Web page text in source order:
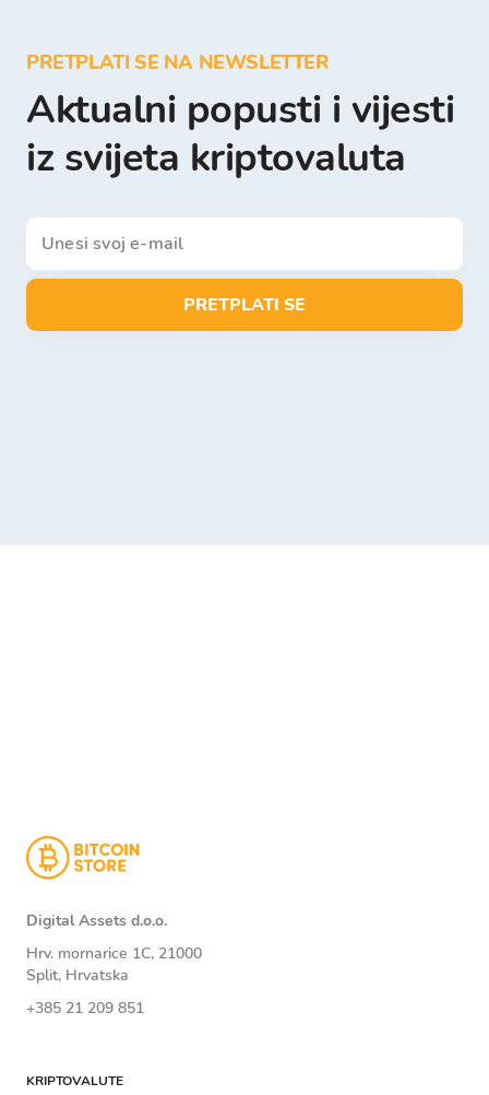
PRETPLATI SE NA NEWSLETTER
Aktualni popusti i vijesti
iz svijeta kriptovaluta
PRETPLATI SE
Digital Assets d.o.o.
Hrv. mornarice 1C, 21000
Split, Hrvatska
+385 21 209 851
KRIPTOVALUTE